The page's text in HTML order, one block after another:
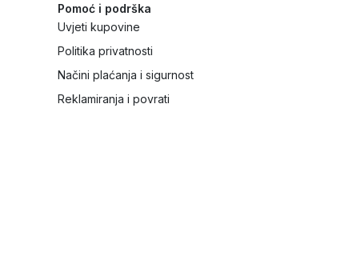
Pomoć i podrška
Uvjeti kupovine
Politika privatnosti
Načini plaćanja i sigurnost
Reklamiranja i povrati